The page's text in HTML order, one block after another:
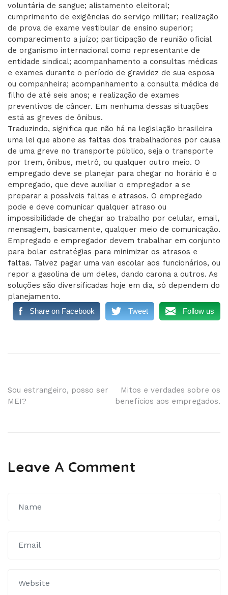
voluntária de sangue; alistamento eleitoral;
cumprimento de exigências do serviço militar; realização
de prova de exame vestibular de ensino superior;
comparecimento a juízo; participação de reunião oficial
de organismo internacional como representante de
entidade sindical; acompanhamento a consultas médicas
e exames durante o período de gravidez de sua esposa
ou companheira; acompanhamento a consulta médica de
filho de até seis anos; e realização de exames
preventivos de câncer. Em nenhuma dessas situações
está as greves de ônibus.
Traduzindo, significa que não há na legislação brasileira
uma lei que abone as faltas dos trabalhadores por causa
de uma greve no transporte público, seja o transporte
por trem, ônibus, metrô, ou qualquer outro meio. O
empregado deve se planejar para chegar no horário é o
empregado, que deve auxiliar o empregador a se
preparar a possíveis faltas e atrasos. O empregado
pode e deve comunicar qualquer atraso ou
impossibilidade de chegar ao trabalho por celular, email,
mensagem, basicamente, qualquer meio de comunicação.
Empregado e empregador devem trabalhar em conjunto
para bolar estratégias para minimizar os atrasos e
faltas. Talvez pagar uma van escolar aos funcionários, ou
repor a gasolina de um deles, dando carona a outros. As
soluções são diversificadas hoje em dia, só dependem do
planejamento.
Share on Facebook Tweet Follow us
Navegação
Sou estrangeiro, posso ser
MEI?
Mitos e verdades sobre os
benefícios aos empregados.
Leave A Comment